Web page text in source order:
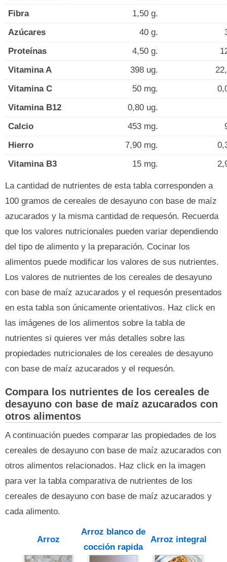
Fibra
1,50 g.
Azúcares
40 g.
Proteínas
4,50 g.
Vitamina A
398 ug.
Vitamina C
50 mg.
Vitamina B12
0,80 ug.
Calcio
453 mg.
Hierro
7,90 mg.
Vitamina B3
15 mg.
La cantidad de nutrientes de esta tabla corresponden a
100 gramos de cereales de desayuno con base de maíz
azucarados y la misma cantidad de requesón. Recuerda
que los valores nutricionales pueden variar dependiendo
del tipo de alimento y la preparación. Cocinar los
alimentos puede modificar los valores de sus nutrientes.
Los valores de nutrientes de los cereales de desayuno
con base de maíz azucarados y el requesón presentados
en esta tabla son únicamente orientativos. Haz click en
las imágenes de los alimentos sobre la tabla de
nutrientes si quieres ver más detalles sobre las
propiedades nutricionales de los cereales de desayuno
con base de maíz azucarados y el requesón.
Compara los nutrientes de los cereales de
desayuno con base de maíz azucarados con
otros alimentos
A continuación puedes comparar las propiedades de los
cereales de desayuno con base de maíz azucarados con
otros alimentos relacionados. Haz click en la imagen
para ver la tabla comparativa de nutrientes de los
cereales de desayuno con base de maíz azucarados y
cada alimento.
Arroz
Arroz blanco de
cocción rapida
Arroz integral